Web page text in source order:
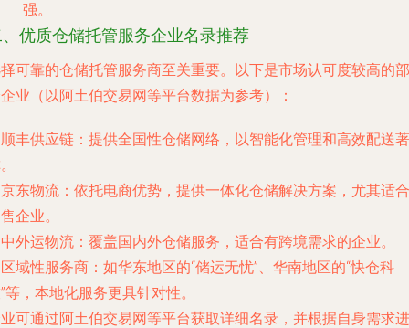
强。
优质仓储托管服务企业名录推荐
可靠的仓储托管服务商至关重要。以下是市场认可度较高的部
业（以阿土伯交易网等平台数据为参考）：
顺丰供应链 ：提供全国性仓储网络，以智能化管理和高效配送著
京东物流 ：依托电商优势，提供一体化仓储解决方案，尤其适合
企业。
中外运物流 ：覆盖国内外仓储服务，适合有跨境需求的企业。
区域性服务商 ：如华东地区的“储运无忧”、华南地区的“快仓科
等，本地化服务更具针对性。
可通过阿土伯交易网等平台获取详细名录，并根据自身需求进